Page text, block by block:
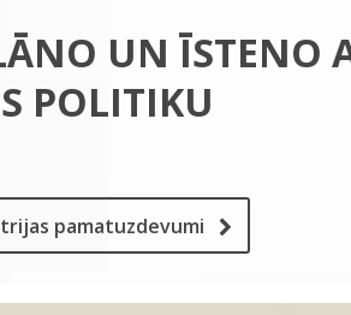
UN ĪSTENO
POLITIKU
pamatuzdevumi